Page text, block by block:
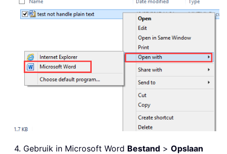
4. Gebruik in Microsoft Word Bestand > Opslaan